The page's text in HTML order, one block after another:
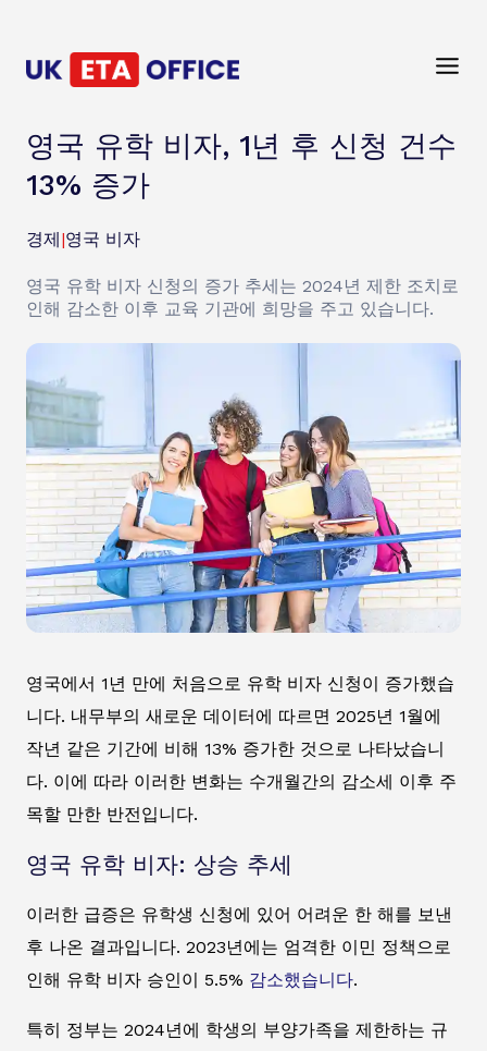
영국 유학 비자, 1년 후 신청 건수
13% 증가
경제|영국 비자
영국 유학 비자 신청의 증가 추세는 2024년 제한 조치로
인해 감소한 이후 교육 기관에 희망을 주고 있습니다.
영국에서 1년 만에 처음으로 유학 비자 신청이 증가했습
니다. 내무부의 새로운 데이터에 따르면 2025년 1월에
작년 같은 기간에 비해 13% 증가한 것으로 나타났습니
다. 이에 따라 이러한 변화는 수개월간의 감소세 이후 주
목할 만한 반전입니다.
영국 유학 비자: 상승 추세
이러한 급증은 유학생 신청에 있어 어려운 한 해를 보낸
후 나온 결과입니다. 2023년에는 엄격한 이민 정책으로
인해 유학 비자 승인이 5.5% 감소했습니다.
특히 정부는 2024년에 학생의 부양가족을 제한하는 규